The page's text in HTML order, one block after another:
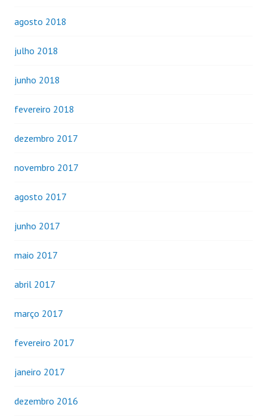
agosto 2018
julho 2018
junho 2018
fevereiro 2018
dezembro 2017
novembro 2017
agosto 2017
junho 2017
maio 2017
abril 2017
março 2017
fevereiro 2017
janeiro 2017
dezembro 2016